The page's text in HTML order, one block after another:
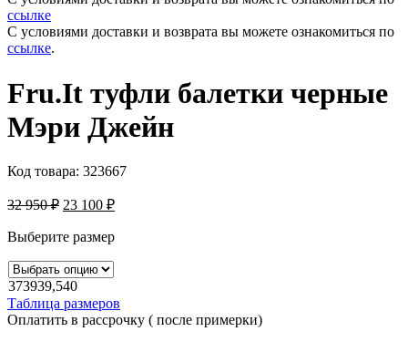
ссылке
С условиями доставки и возврата вы можете ознакомиться по
ссылке.
Fru.It туфли балетки черные
Mэри Джейн
Код товара: 323667
32 950₽ 23 100 ₽
Выберите размер
373939,540
Таблица размеров
Оплатить в рассрочку ( после примерки)